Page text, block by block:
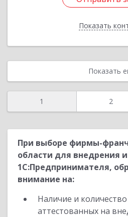
ПоказатьНазад
Показать
1 2
При выборе фирмы-
области для внедрения
1С:Предпринимателя,
внимание на:
Наличие и
аттестованных на